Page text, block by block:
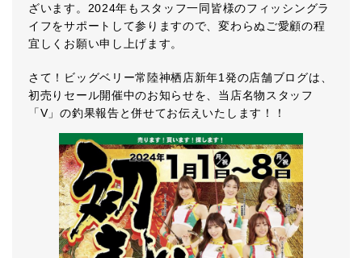
ざいます。2024年もスタッフ一同皆様のフィッシングラ
イフをサポートして参りますので、変わらぬご愛顧の程
宜しくお願い申し上げます。
さて！ビッグベリー常陸神栖店新年1発の店舗ブログは、
初売りセール開催中のお知らせを、当店名物スタッフ
「V」の釣果報告と併せてお伝えいたします！！